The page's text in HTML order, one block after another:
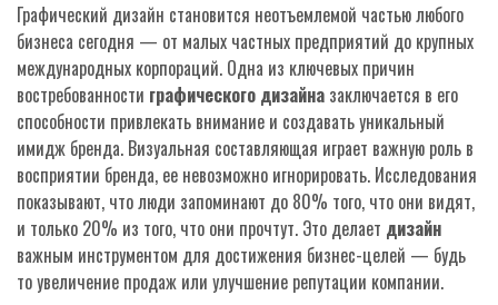
Графический дизайн становится неотъемлемой частью любого
бизнеса сегодня — от малых частных предприятий до крупных
международных корпораций. Одна из ключевых причин
востребованности графического дизайна заключается в его
способности привлекать внимание и создавать уникальный
имидж бренда. Визуальная составляющая играет важную роль в
восприятии бренда, ее невозможно игнорировать. Исследования
показывают, что люди запоминают до 80% того, что они видят,
и только 20% из того, что они прочтут. Это делает дизайн
важным инструментом для достижения бизнес-целей — будь
то увеличение продаж или улучшение репутации компании.